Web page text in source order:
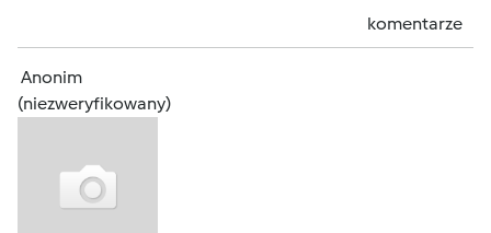
komentarze
Anonim
(niezweryfikowany)